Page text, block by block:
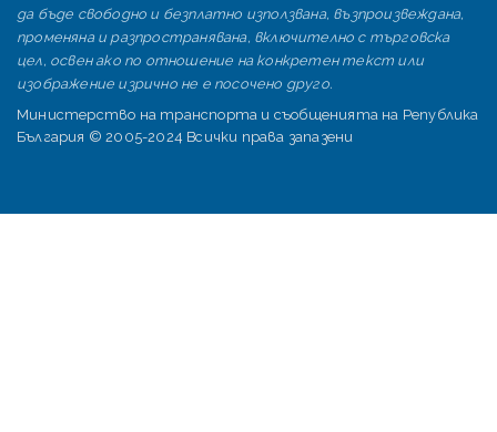
да бъде свободно и безплатно използвана, възпроизвеждана,
променяна и разпространявана, включително с търговска
цел, освен ако по отношение на конкретен текст или
изображение изрично не е посочено друго.
Министерство на транспорта и съобщенията на Република
България © 2005-2024 Всички права запазени